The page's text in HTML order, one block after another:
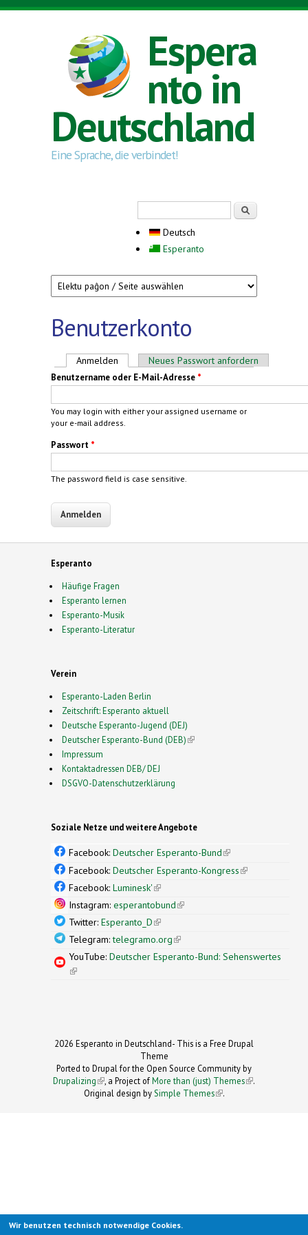
Direkt zum Inhalt
Espera
nto in
Deutschland
Eine Sprache, die verbindet!
Deutsch
Esperanto
Benutzerkonto
Haupt-Reiter
Anmelden (aktiver Reiter)
Neues Passwort anfordern
Benutzername oder E-Mail-Adresse *
You may login with either your assigned username or
your e-mail address.
Passwort *
The password field is case sensitive.
Esperanto
Häufige Fragen
Esperanto lernen
Esperanto-Musik
Esperanto-Literatur
Verein
Esperanto-Laden Berlin
Zeitschrift: Esperanto aktuell
Deutsche Esperanto-Jugend (DEJ)
Deutscher Esperanto-Bund (DEB)(link is external)
Impressum
Kontaktadressen DEB/ DEJ
DSGVO-Datenschutzerklärung
Soziale Netze und weitere Angebote
Facebook: Deutscher Esperanto-Bund(link is
external)
Facebook: Deutscher Esperanto-Kongress(link is
Facebook: Luminesk'(link is external)
Instagram: esperantobund(link is external)
Twitter: Esperanto_D(link is external)
Telegram:telegramo.org(link is external)
YouTube: Deutscher Esperanto-Bund: Sehenswertes
(link is external)
2026 Esperanto in Deutschland- This is a Free Drupal
Theme
Ported to Drupal for the Open Source Community by
Drupalizing(link is external)
, a Project ofMore than (just) Themes (link is
.
Original design by Simple Themes
(link is
.
Wir benutzen technisch notwendige Cookies.